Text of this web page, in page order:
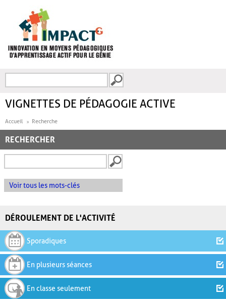
FORMULAIRE DE
VIGNETTES DE PÉDAGOGIE ACTIVE
Accueil Recherche
RECHERCHER
Voir tous les mots-clés
DÉROULEMENT DE L'ACTIVITÉ
Sporadiques
En plusieurs séances
En classe seulement